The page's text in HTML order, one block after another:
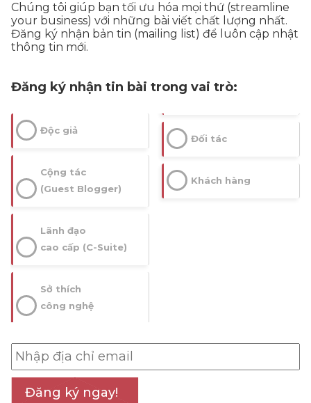
Chúng tôi giúp bạn tối ưu hóa mọi thứ (streamline
your business) với những bài viết chất lượng nhất.
Đăng ký nhận bản tin (mailing list) để luôn cập nhật
thông tin mới.
Đăng ký nhận tin bài trong vai trò:
Độc giả
Cộng tác
(Guest Blogger)
Lãnh đạo
cao cấp (C-Suite)
Sở thích
công nghệ
Đối tác
Khách hàng
Đăng ký ngay!